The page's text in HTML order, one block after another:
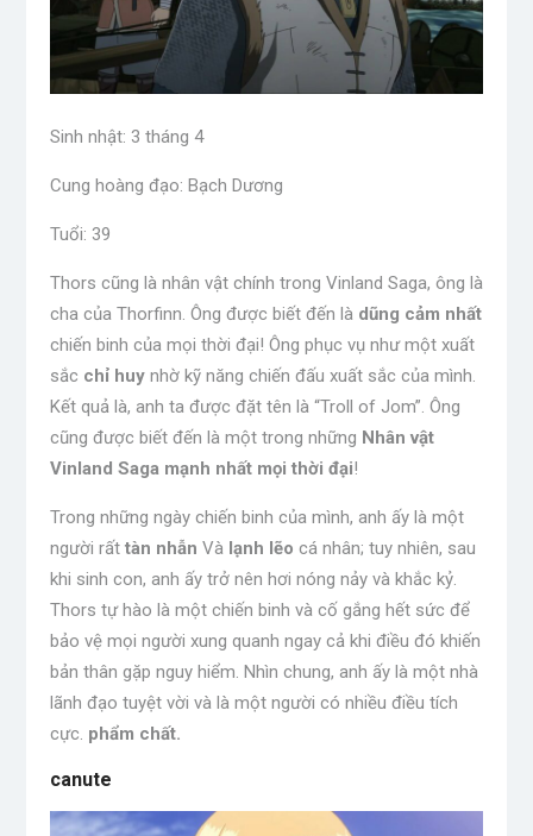
Sinh nhật: 3 tháng 4
Cung hoàng đạo: Bạch Dương
Tuổi: 39
Thors cũng là nhân vật chính trong Vinland Saga, ông là
cha của Thorfinn. Ông được biết đến là dũng cảm nhất
chiến binh của mọi thời đại! Ông phục vụ như một xuất
sắc chỉ huy nhờ kỹ năng chiến đấu xuất sắc của mình.
Kết quả là, anh ta được đặt tên là “Troll of Jom”. Ông
cũng được biết đến là một trong những Nhân vật
Vinland Saga mạnh nhất mọi thời đại!
Trong những ngày chiến binh của mình, anh ấy là một
người rất tàn nhẫn Và lạnh lẽo cá nhân; tuy nhiên, sau
khi sinh con, anh ấy trở nên hơi nóng nảy và khắc kỷ.
Thors tự hào là một chiến binh và cố gắng hết sức để
bảo vệ mọi người xung quanh ngay cả khi điều đó khiến
bản thân gặp nguy hiểm. Nhìn chung, anh ấy là một nhà
lãnh đạo tuyệt vời và là một người có nhiều điều tích
cực. phẩm chất.
canute